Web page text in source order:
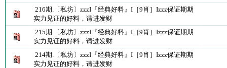
216期.〔私坊〕zzzI『经典好料』I［9肖］Izzz保证期期
实力见证的好料，请进发财
215期.〔私坊〕zzzI『经典好料』I［9肖］Izzz保证期期
实力见证的好料，请进发财
214期.〔私坊〕zzzI『经典好料』I［9肖］Izzz保证期期
实力见证的好料，请进发财